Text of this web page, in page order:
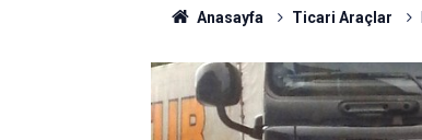
Anasayfa Ticari Araçlar